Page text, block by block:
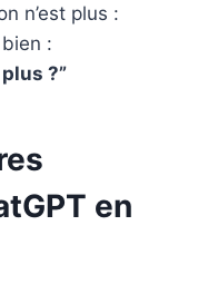
n’est plus :
:
?”
en